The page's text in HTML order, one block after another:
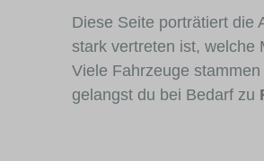
Diese Seite porträtiert die
stark vertreten ist, welche
Viele Fahrzeuge
gelangst du bei Bedarf zu